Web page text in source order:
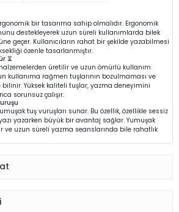
bir tasarıma sahip olmalıdır. Ergonomik
destekleyerek uzun süreli kullanımlarda bilek
geçer. Kullanıcıların rahat bir şekilde yazabilmesi
özenle tasarlanmıştır.
⏳
üretilir ve uzun ömürlü kullanım
kullanıma rağmen tuşlarının bozulmaması ve
Yüksek kaliteli tuşlar, yazma deneyimini
sorunsuz çalışır.
tuş vuruşları sunar. Bu özellik, özellikle sessiz
yazarken büyük bir avantaj sağlar. Yumuşak
ve uzun süreli yazma seanslarında bile rahatlık